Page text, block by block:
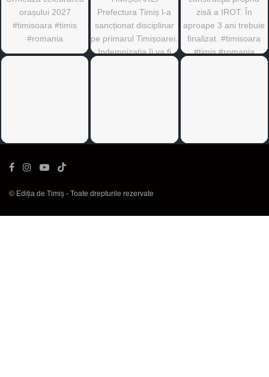
© Ediția de Timiș - Toate drepturile rezervate